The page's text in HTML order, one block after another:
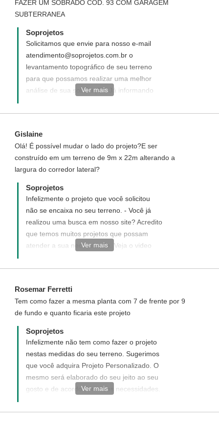
FAZER UM SOBRADO COD. 93 COM GARAGEM
SUBTERRANEA
Soprojetos
Solicitamos que envie para nosso e-mail
atendimento@soprojetos.com.br o
levantamento topográfico de seu terreno
para que possamos realizar uma melhor
análise de sua solicitação. Já informando
subterrâneos devido a conhecimentos
Ver mais
Gislaine
Olá! É possível mudar o lado do projeto?E ser
construído em um terreno de 9m x 22m alterando a
largura do corredor lateral?
Soprojetos
Infelizmente o projeto que você solicitou
não se encaixa no seu terreno. - Você já
realizou uma busca em nosso site? Acredito
que temos muitos projetos que possam
atender a sua necessidade. Veja o video
um projeto na soprojetos: sproj.com.br/spj-
um projeto responda esse e-mail solicitando
uma cotação de preço de um projeto
Personalizado ou solicite uma modificação
em alguns dos projetos prontos do site.
Ver mais
Rosemar Ferretti
Tem como fazer a mesma planta com 7 de frente por 9
de fundo e quanto ficaria este projeto
Soprojetos
Infelizmente não tem como fazer o projeto
nestas medidas do seu terreno. Sugerimos
que você adquira Projeto Personalizado. O
mesmo será elaborado do seu jeito ao seu
gosto e de acordo com suas necessidades.
personalizado para você. Para solicitar e
Ver mais